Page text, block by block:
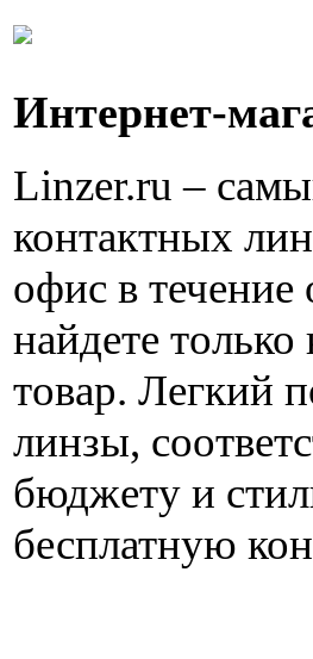
Интернет-
Linzer.ru –
контактных
офис в течение
найдете
товар. Легкий
линзы,
бюджету и
бесплатную